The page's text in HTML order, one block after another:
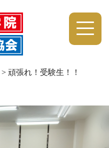
> 頑張れ！受験生！！